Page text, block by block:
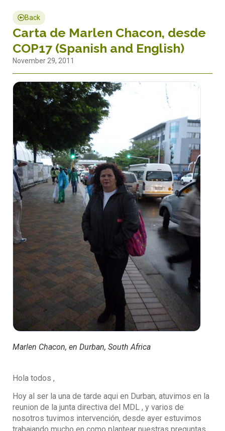
Back
Carta de Marlen Chacon, desde
COP17 (Spanish and English)
November 29, 2011
Marlen Chacon, en Durban, South Africa
Hola todos ,
Hoy al ser la una de tarde aqui en Durban, atuvimos en la
reunion de la junta directiva del MDL , y varios de
nosotros tuvimos intervención, desde ayer estuvimos